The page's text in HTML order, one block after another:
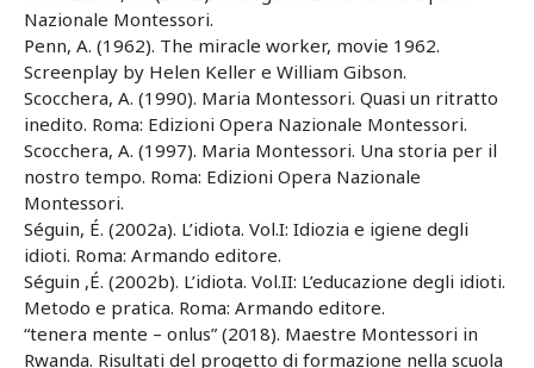
Nazionale Montessori.
Penn, A. (1962). The miracle worker, movie 1962.
Screenplay by Helen Keller e William Gibson.
Scocchera, A. (1990). Maria Montessori. Quasi un ritratto
inedito. Roma: Edizioni Opera Nazionale Montessori.
Scocchera, A. (1997). Maria Montessori. Una storia per il
nostro tempo. Roma: Edizioni Opera Nazionale
Montessori.
Séguin, É. (2002a). L’idiota. Vol.I: Idiozia e igiene degli
idioti. Roma: Armando editore.
Séguin ,É. (2002b). L’idiota. Vol.II: L’educazione degli idioti.
Metodo e pratica. Roma: Armando editore.
“tenera mente – onlus” (2018). Maestre Montessori in
Rwanda. Risultati del progetto di formazione nella scuola